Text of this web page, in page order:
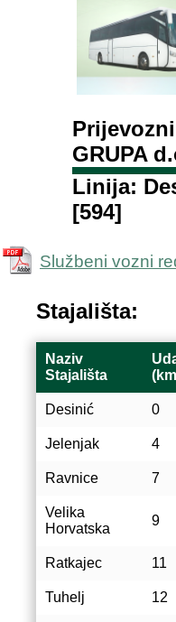
GRUPA
Linija:
[594]
Službeni vozni
Stajališta:
Naziv
Stajališta
Desinić 0
Jelenjak 4
Ravnice 7
Velika
Horvatska
9
Ratkajec 11
Tuhelj 12